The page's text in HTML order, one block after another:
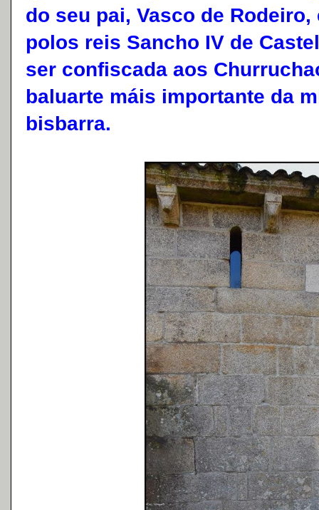
do seu pai, Vasco de
polos reis Sancho IV de
ser confiscada aos
baluarte máis importante da
bisbarra.